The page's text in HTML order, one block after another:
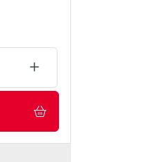
UNIDADEAUMENTAR UMA